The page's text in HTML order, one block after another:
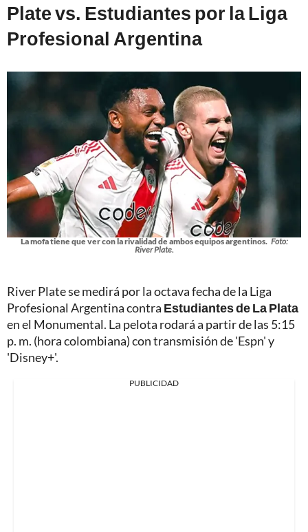
Plate vs. Estudiantes por la Liga
Profesional Argentina
La mofa tiene que ver con la rivalidad de ambos equipos argentinos. Foto:
River Plate.
River Plate se medirá por la octava fecha de la Liga
Profesional Argentina contra Estudiantes de La Plata
en el Monumental. La pelota rodará a partir de las 5:15
p. m. (hora colombiana) con transmisión de 'Espn' y
'Disney+'.
PUBLICIDAD